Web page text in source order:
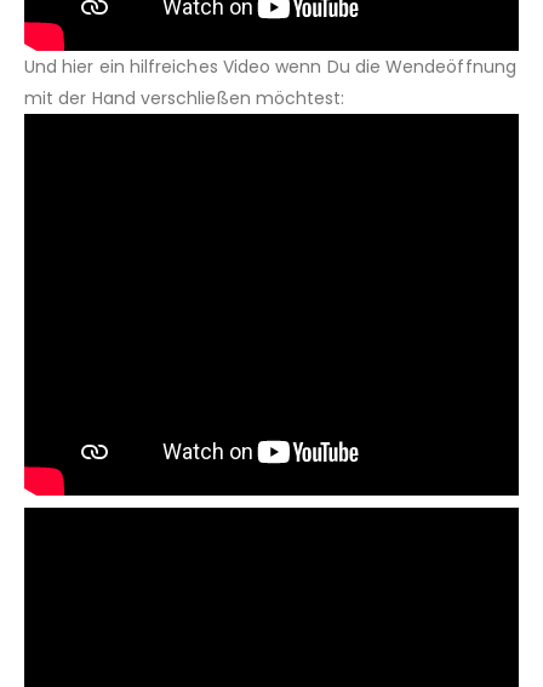
Und hier ein hilfreiches Video wenn Du die Wendeöffnung
mit der Hand verschließen möchtest: